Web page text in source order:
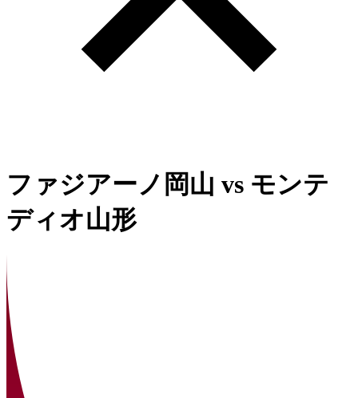
ファジアーノ岡山 vs モンテ
ディオ山形